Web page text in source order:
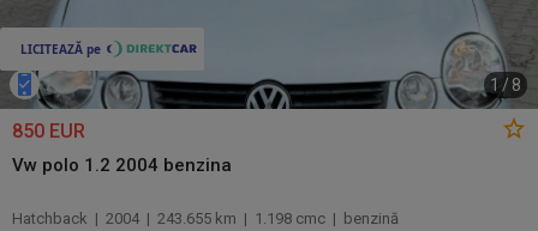
1/ 8
850 EUR
Vw polo 1.2 2004 benzina
Hatchback | 2004 | 243.655 km | 1.198 cmc | benzină